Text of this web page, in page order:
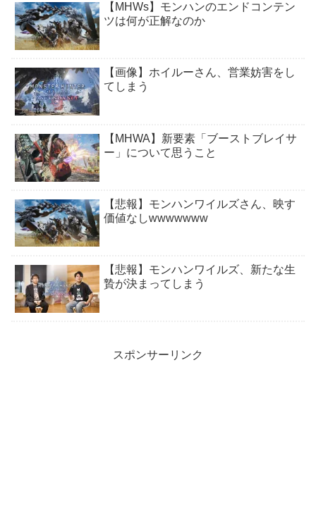
【MHWs】モンハンのエンドコンテン
ツは何が正解なのか
【画像】ホイルーさん、営業妨害をし
てしまう
【MHWA】新要素「ブーストブレイサ
ー」について思うこと
【悲報】モンハンワイルズさん、映す
価値なしwwwwwww
【悲報】モンハンワイルズ、新たな生
贄が決まってしまう
スポンサーリンク